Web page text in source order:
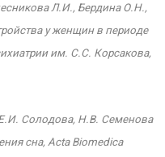
Л.И., Бердина О.Н.,
у женщин в периоде
им. С.С. Корсакова,
Солодова, Н.В. Семенова
сна, Acta Biomedica